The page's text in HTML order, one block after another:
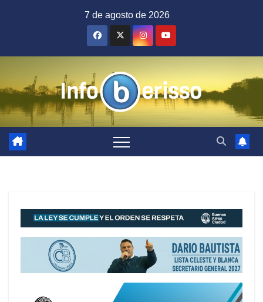
7 de agosto de 2026